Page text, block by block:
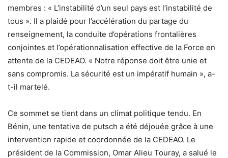
membres : « L’instabilité d’un seul pays est l’instabilité de
tous ». Il a plaidé pour l’accélération du partage du
renseignement, la conduite d’opérations frontalières
conjointes et l’opérationnalisation effective de la Force en
attente de la CEDEAO. « Notre réponse doit être unie et
sans compromis. La sécurité est un impératif humain », a-
t-il martelé.
Ce sommet se tient dans un climat politique tendu. En
Bénin, une tentative de putsch a été déjouée grâce à une
intervention rapide et coordonnée de la CEDEAO. Le
président de la Commission, Omar Alieu Touray, a salué le